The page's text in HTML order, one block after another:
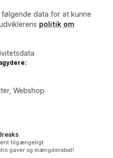
data for at kunne
politik om
Webshop
tilgængeligt
gaver og mængderabat!